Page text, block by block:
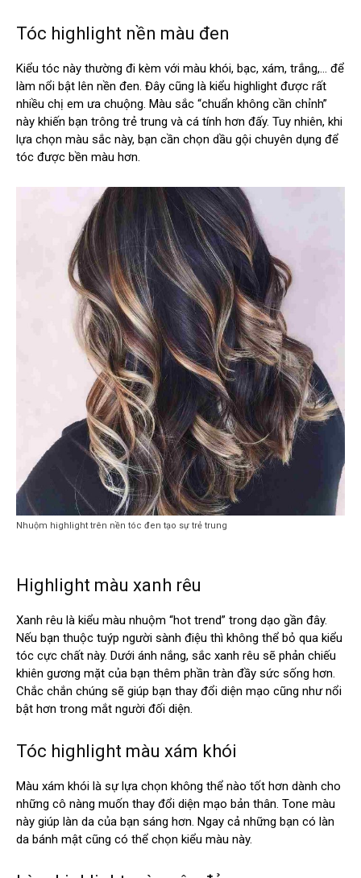
Tóc highlight nền màu đen
Kiểu tóc này thường đi kèm với màu khói, bạc, xám, trắng,… để
làm nổi bật lên nền đen. Đây cũng là kiểu highlight được rất
nhiều chị em ưa chuộng. Màu sắc “chuẩn không cần chỉnh”
này khiến bạn trông trẻ trung và cá tính hơn đấy. Tuy nhiên, khi
lựa chọn màu sắc này, bạn cần chọn dầu gội chuyên dụng để
tóc được bền màu hơn.
Nhuộm highlight trên nền tóc đen tạo sự trẻ trung
Highlight màu xanh rêu
Xanh rêu là kiểu màu nhuộm “hot trend” trong dạo gần đây.
Nếu bạn thuộc tuýp người sành điệu thì không thể bỏ qua kiểu
tóc cực chất này. Dưới ánh nắng, sắc xanh rêu sẽ phản chiếu
khiên gương mặt của bạn thêm phần tràn đầy sức sống hơn.
Chắc chắn chúng sẽ giúp bạn thay đổi diện mạo cũng như nổi
bật hơn trong mắt người đối diện.
Tóc highlight màu xám khói
Màu xám khói là sự lựa chọn không thể nào tốt hơn dành cho
những cô nàng muốn thay đổi diện mạo bản thân. Tone màu
này giúp làn da của bạn sáng hơn. Ngay cả những bạn có làn
da bánh mật cũng có thể chọn kiểu màu này.